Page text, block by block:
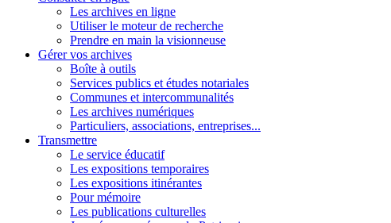
Les archives en ligne
Utiliser le moteur de recherche
Prendre en main la visionneuse
Gérer vos archives
Boîte à outils
Services publics et études notariales
Communes et intercommunalités
Les archives numériques
Particuliers, associations, entreprises...
Transmettre
Le service éducatif
Les expositions temporaires
Les expositions itinérantes
Pour mémoire
Les publications culturelles